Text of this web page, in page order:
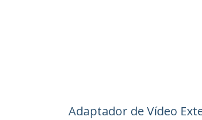
Adaptador de Vídeo